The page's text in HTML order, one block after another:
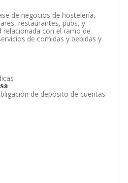
de negocios de hostelería,
restaurantes, pubs, y
relacionada con el ramo de
de comidas y bebidas y
de depósito de cuentas